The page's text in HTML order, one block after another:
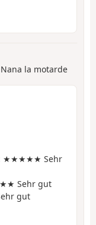
Nana la motarde
★★★★★ Sehr
Sehr gut
gut